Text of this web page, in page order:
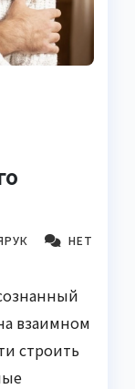
НЕТ
взаимном
строить